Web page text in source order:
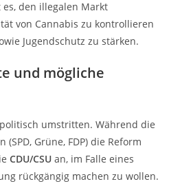
den illegalen Markt
von Cannabis zu kontrollieren
Jugendschutz zu stärken.
und mögliche
umstritten. Während die
Grüne, FDP) die Reform
CDU/CSU an, im Falle eines
rückgängig machen zu wollen.